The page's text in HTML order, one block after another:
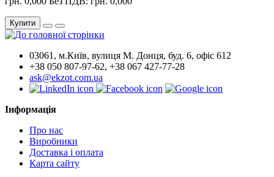
Купити
03061, м.Київ, вулиця М. Донця, буд. 6, офіс 612
+38 050 807-97-62, +38 067 427-77-28
ask@ekzot.com.ua
Інформація
Про нас
Виробники
Доставка і оплата
Карта сайту